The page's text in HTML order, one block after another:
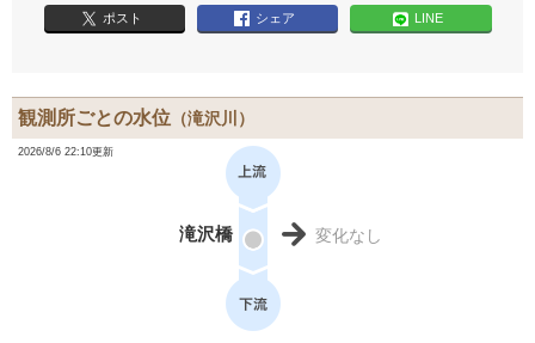
ポスト シェア LINE
観測所ごとの水位 （滝沢川）
2026/8/6 22:10更新
滝沢橋 変化なし